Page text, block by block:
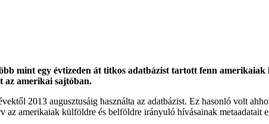
mint egy évtizeden át titkos adatbázist tartott fenn
az amerikai sajtóban.
2013 augusztusáig használta az adatbázist. Ez hasonló volt
az amerikaiak külföldre és belföldre irányuló hívásainak metaadatait